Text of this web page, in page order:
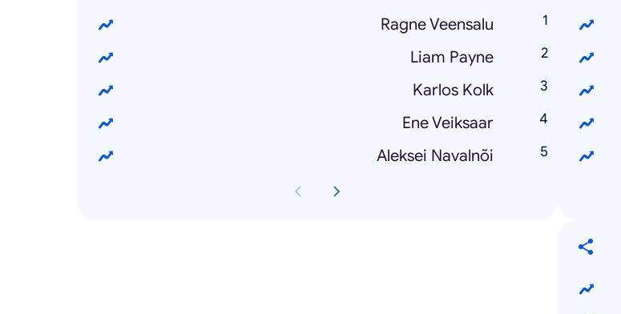
Ragne Veensalu
Liam Payne
Karlos Kolk
Ene Veiksaar
Aleksei Navalnõi